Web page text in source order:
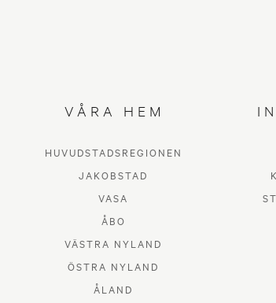
VÅRA HEM
HUVUDSTADSREGIONEN
JAKOBSTAD
VASA
ÅBO
VÄSTRA NYLAND
ÖSTRA NYLAND
ÅLAND
Dags
en trygg